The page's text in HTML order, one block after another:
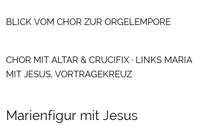
BLICK VOM CHOR ZUR ORGELEMPORE
CHOR MIT ALTAR & CRUCIFIX · LINKS MARIA
MIT JESUS, VORTRAGEKREUZ
Marienfigur mit Jesus